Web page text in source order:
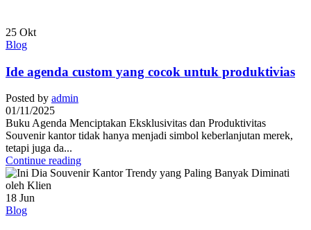
25 Okt
Blog
Ide agenda custom yang cocok untuk produktivias
Posted by admin
01/11/2025
Buku Agenda Menciptakan Eksklusivitas dan Produktivitas
Souvenir kantor tidak hanya menjadi simbol keberlanjutan merek,
tetapi juga da...
Continue reading
18 Jun
Blog